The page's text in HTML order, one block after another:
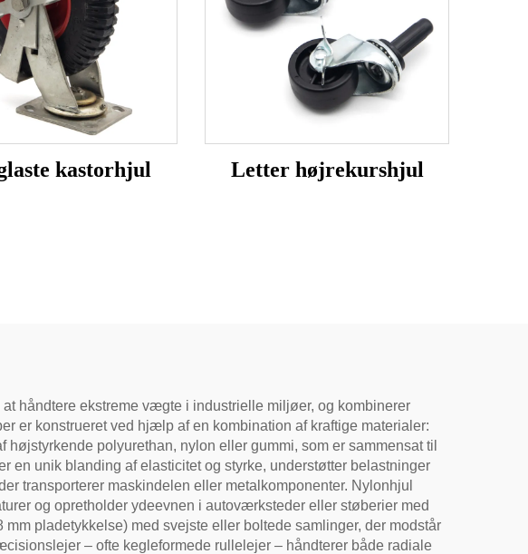
kastorhjul Letter højrekurshjul
håndtere ekstreme vægte i industrielle miljøer, og kombinerer
er konstrueret ved hjælp af en kombination af kraftige materialer:
polyurethan, nylon eller gummi, som er sammensat til
en unik blanding af elasticitet og styrke, understøtter belastninger
transporterer maskindelen eller metalkomponenter. Nylonhjul
og opretholder ydeevnen i autoværksteder eller støberier med
pladetykkelse) med svejste eller boltede samlinger, der modstår
– ofte kegleformede rullelejer – håndterer både radiale